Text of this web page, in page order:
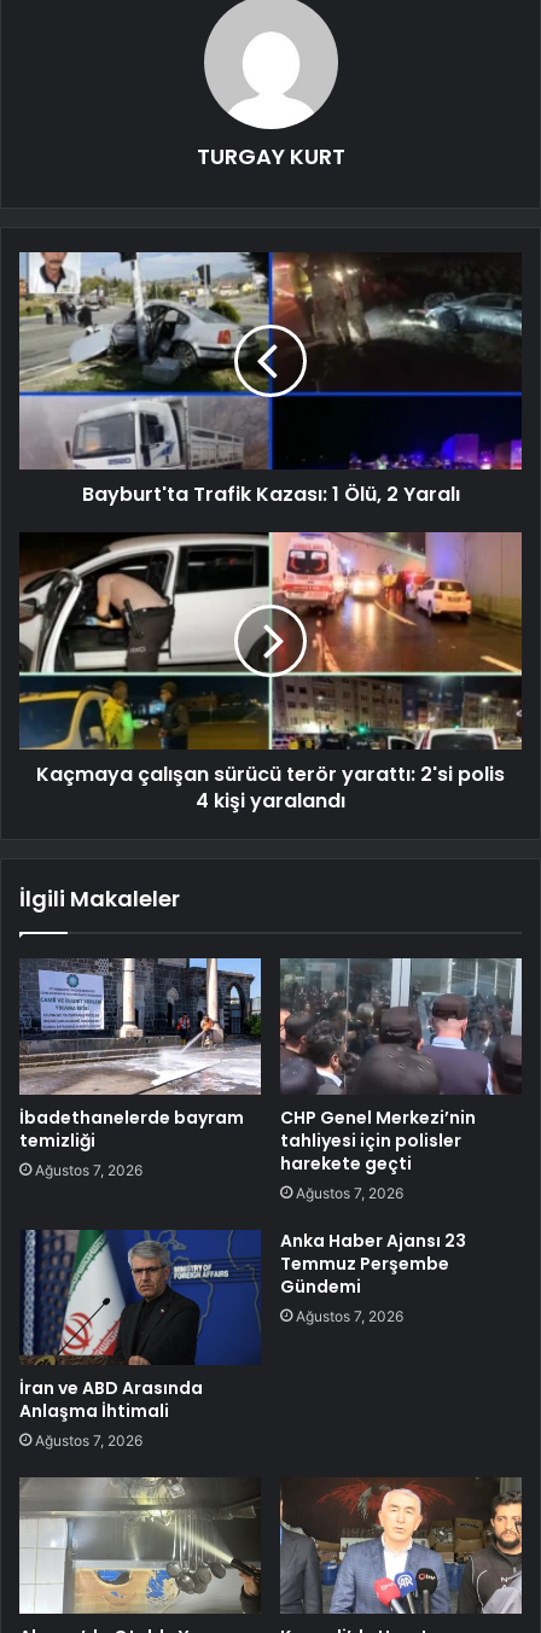
TURGAY KURT
Bayburt'ta Trafik Kazası: 1 Ölü, 2 Yaralı
Kaçmaya çalışan sürücü terör yarattı: 2'si polis
4 kişi yaralandı
İlgili Makaleler
İbadethanelerde bayram
temizliği
Ağustos 7, 2026
CHP Genel Merkezi’nin
tahliyesi için polisler
harekete geçti
Ağustos 7, 2026
İran ve ABD Arasında
Anlaşma İhtimali
Ağustos 7, 2026
Anka Haber Ajansı 23
Temmuz Perşembe
Gündemi
Ağustos 7, 2026